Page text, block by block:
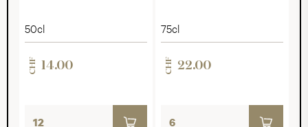
50cl
CHF 14.00
75cl
CHF 22.00